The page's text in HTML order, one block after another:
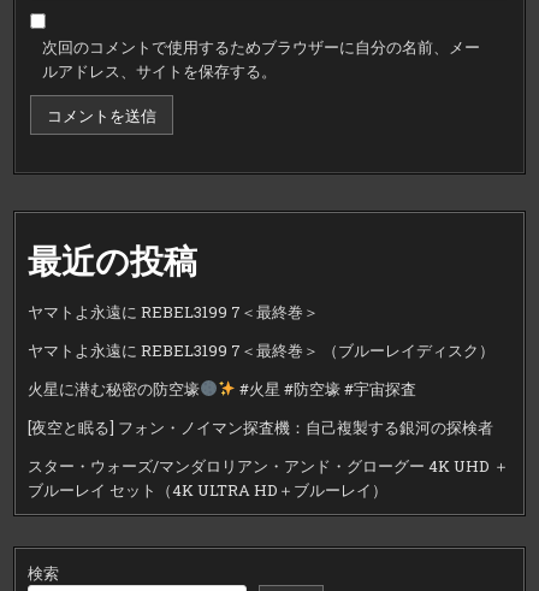
次回のコメントで使用するためブラウザーに自分の名前、メー
ルアドレス、サイトを保存する。
最近の投稿
ヤマトよ永遠に REBEL3199 7＜最終巻＞
ヤマトよ永遠に REBEL3199 7＜最終巻＞ （ブルーレイディスク）
火星に潜む秘密の防空壕
#火星 #防空壕 #宇宙探査
[夜空と眠る] フォン・ノイマン探査機：自己複製する銀河の探検者
スター・ウォーズ/マンダロリアン・アンド・グローグー 4K UHD ＋
ブルーレイ セット（4K ULTRA HD＋ブルーレイ）
検索